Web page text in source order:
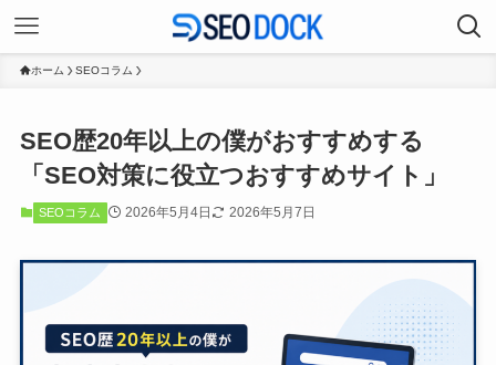
ホーム SEOコラム
SEO歴20年以上の僕がおすすめする
「SEO対策に役立つおすすめサイト」
SEOコラム 2026年5月4日 2026年5月7日